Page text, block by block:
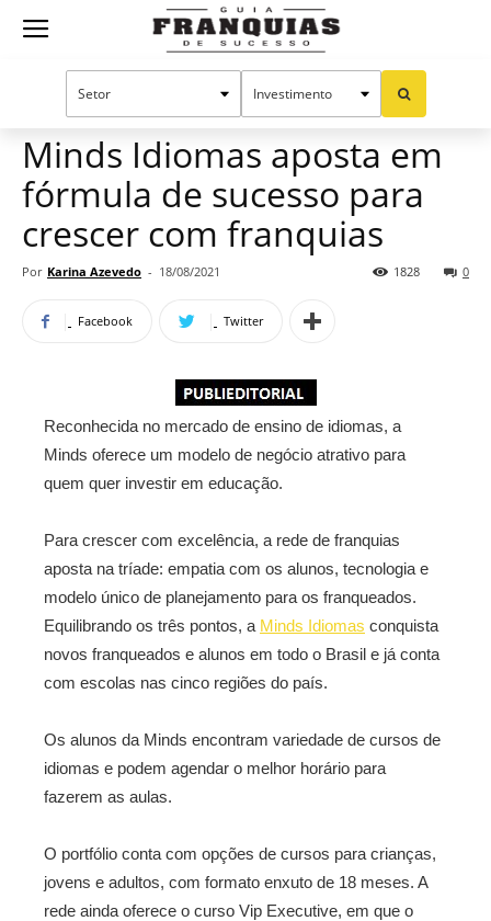
Guia
Mercado de franquias Publieditorial
Minds Idiomas aposta em
fórmula de sucesso para
crescer com franquias
Por Karina Azevedo - 18/08/2021 0
1828
Facebook Twitter
Reconhecida no mercado de ensino de idiomas, a
Minds oferece um modelo de negócio atrativo para
quem quer investir em educação.
Para crescer com excelência, a rede de franquias
aposta na tríade: empatia com os alunos, tecnologia e
modelo único de planejamento para os franqueados.
Equilibrando os três pontos, a Minds Idiomas conquista
novos franqueados e alunos em todo o Brasil e já conta
com escolas nas cinco regiões do país.
Os alunos da Minds encontram variedade de cursos de
idiomas e podem agendar o melhor horário para
fazerem as aulas.
O portfólio conta com opções de cursos para crianças,
jovens e adultos, com formato enxuto de 18 meses. A
rede ainda oferece o curso Vip Executive, em que o